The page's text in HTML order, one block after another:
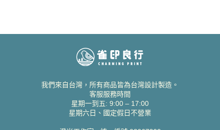
我們來自台灣，所有商品皆為台灣設計製造。
客服服務時間
星期一到五: 9:00 – 17:00
星期六日、國定假日不營業